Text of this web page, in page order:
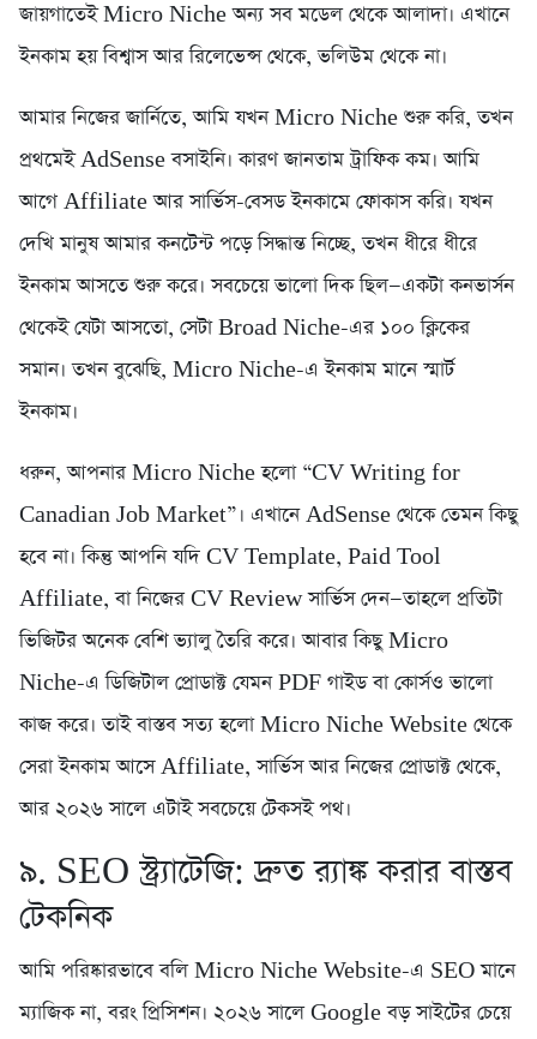
জায়গাতেই Micro Niche অন্য সব মডেল থেকে আলাদা। এখানে
ইনকাম হয় বিশ্বাস আর রিলেভেন্স থেকে, ভলিউম থেকে না।
আমার নিজের জার্নিতে, আমি যখন Micro Niche শুরু করি, তখন
প্রথমেই AdSense বসাইনি। কারণ জানতাম ট্রাফিক কম। আমি
আগে Affiliate আর সার্ভিস-বেসড ইনকামে ফোকাস করি। যখন
দেখি মানুষ আমার কনটেন্ট পড়ে সিদ্ধান্ত নিচ্ছে, তখন ধীরে ধীরে
ইনকাম আসতে শুরু করে। সবচেয়ে ভালো দিক ছিল—একটা কনভার্সন
থেকেই যেটা আসতো, সেটা Broad Niche-এর ১০০ ক্লিকের
সমান। তখন বুঝেছি, Micro Niche-এ ইনকাম মানে স্মার্ট
ইনকাম।
ধরুন, আপনার Micro Niche হলো “CV Writing for
Canadian Job Market”। এখানে AdSense থেকে তেমন কিছু
হবে না। কিন্তু আপনি যদি CV Template, Paid Tool
Affiliate, বা নিজের CV Review সার্ভিস দেন—তাহলে প্রতিটা
ভিজিটর অনেক বেশি ভ্যালু তৈরি করে। আবার কিছু Micro
Niche-এ ডিজিটাল প্রোডাক্ট যেমন PDF গাইড বা কোর্সও ভালো
কাজ করে। তাই বাস্তব সত্য হলো Micro Niche Website থেকে
সেরা ইনকাম আসে Affiliate, সার্ভিস আর নিজের প্রোডাক্ট থেকে,
আর ২০২৬ সালে এটাই সবচেয়ে টেকসই পথ।
৯. SEO স্ট্র্যাটেজি: দ্রুত র‍্যাঙ্ক করার বাস্তব
টেকনিক
আমি পরিষ্কারভাবে বলি Micro Niche Website-এ SEO মানে
ম্যাজিক না, বরং প্রিসিশন। ২০২৬ সালে Google বড় সাইটের চেয়ে